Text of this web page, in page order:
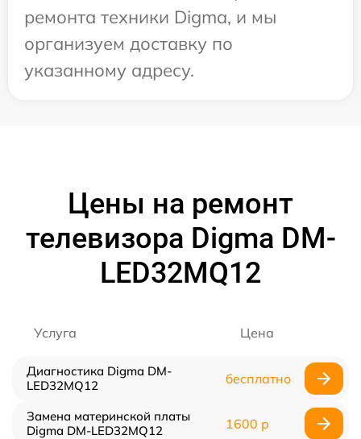
ремонта техники Digma, и мы
организуем доставку по
указанному адресу.
Цены на ремонт
телевизора Digma DM-
LED32MQ12
Услуга Цена
Диагностика Digma DM-
LED32MQ12
бесплатно
Замена материнской платы
Digma DM-LED32MQ12
1600 р